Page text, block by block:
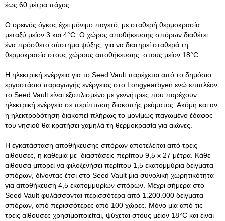
έως 60 μέτρα πάχος.
Ο ορεινός όγκος έχει μόνιμο παγετό, με σταθερή θερμοκρασία
μεταξύ μείον 3 και 4°C. Ο χώρος αποθήκευσης σπόρων διαθέτει
ένα πρόσθετο σύστημα ψύξης, για να διατηρεί σταθερά τη
θερμοκρασία στους χώρους αποθήκευσης στους μείον 18°C ​​
Η ηλεκτρική ενέργεια για το Seed Vault παρέχεται από το δημόσιο
εργοστάσιο παραγωγής ενέργειας στο Longyearbyen ενώ επιπλέον
το Seed Vault είναι εξοπλισμένο με γεννήτριες που παρέχουν
ηλεκτρική ενέργεια σε περίπτωση διακοπής ρεύματος. Ακόμη και αν
η ηλεκτροδότηση διακοπεί πλήρως το μονίμως παγωμένο έδαφος
του νησιού θα κρατήσει χαμηλά τη θερμοκρασία για αιώνες.
Η εγκατάσταση αποθήκευσης σπόρων αποτελείται από τρεις
αίθουσες, η καθεμία με διαστάσεις περίπου 9,5 x 27 μέτρα. Κάθε
αίθουσα μπορεί να φιλοξενήσει περίπου 1,5 εκατομμύρια δείγματα
σπόρων, δίνοντας έτσι στο Seed Vault μια συνολική χωρητικότητα
για αποθήκευση 4,5 εκατομμυρίων σπόρων. Μέχρι σήμερα στο
Seed Vault φυλάσσονται περισσότερα από 1.200.000 δείγματα
σπόρων, από περισσότερες από 100 χώρες. Μόνο μία από τις
τρεις αίθουσες χρησιμοποιείται, ψύχεται στους μείον 18°C ​​και είναι